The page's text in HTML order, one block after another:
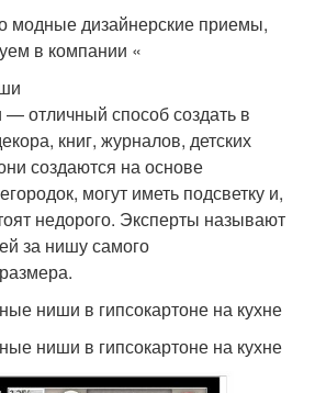
модные дизайнерские приемы,
в компании «
отличный способ создать в
книг, журналов, детских
создаются на основе
могут иметь подсветку и,
недорого. Эксперты называют
за нишу самого
ниши в гипсокартоне на кухне
ниши в гипсокартоне на кухне